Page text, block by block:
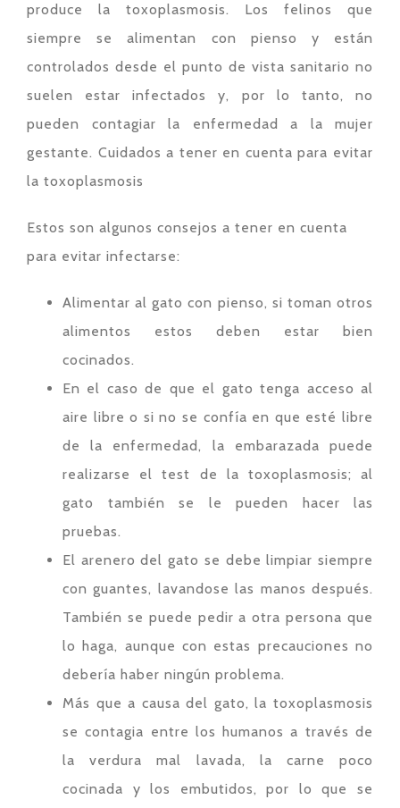
produce la toxoplasmosis. Los felinos que
siempre se alimentan con pienso y están
controlados desde el punto de vista sanitario no
suelen estar infectados y, por lo tanto, no
pueden contagiar la enfermedad a la mujer
gestante. Cuidados a tener en cuenta para evitar
la toxoplasmosis
Estos son algunos consejos a tener en cuenta
para evitar infectarse:
Alimentar al gato con pienso, si toman otros
alimentos estos deben estar bien
cocinados.
En el caso de que el gato tenga acceso al
aire libre o si no se confía en que esté libre
de la enfermedad, la embarazada puede
realizarse el test de la toxoplasmosis; al
gato también se le pueden hacer las
pruebas.
El arenero del gato se debe limpiar siempre
con guantes, lavandose las manos después.
También se puede pedir a otra persona que
lo haga, aunque con estas precauciones no
debería haber ningún problema.
Más que a causa del gato, la toxoplasmosis
se contagia entre los humanos a través de
la verdura mal lavada, la carne poco
cocinada y los embutidos, por lo que se